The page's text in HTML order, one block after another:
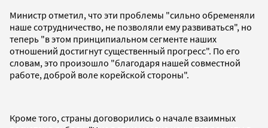
Министр отметил, что эти проблемы "сильно обременяли
наше сотрудничество, не позволяли ему развиваться", но
теперь "в этом принципиальном сегменте наших
отношений достигнут существенный прогресс". По его
словам, это произошло "благодаря нашей совместной
работе, доброй воле корейской стороны".
Кроме того, страны договорились о начале взаимных